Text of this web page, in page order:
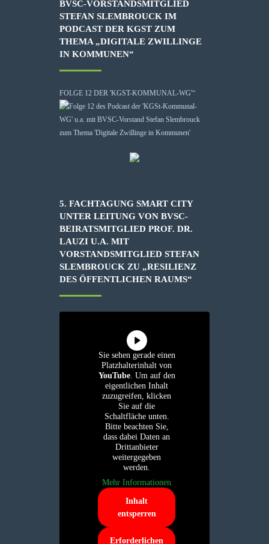
BVSC-VORSTANDSMITGLIED
STEFAN SLEMBROUCK IM
PODCAST DER KGST ZUM
THEMA „DIGITALE ZWILLINGE
IN KOMMUNEN“
FOLGE 12 DER 'KGST-KOMMUNAL-WG'“
5. FACHTAGUNG SMART CITY
UNTER LEITUNG VON BVSC-
BEIRATSMITGLIED PROF. DR.
LAUZI U.A. MIT
VORSTANDSMITGLIED STEFAN
SLEMBROUCK ZU „RESILIENZ
DES ÖFFENTLICHEN RAUMS“
Sie sehen gerade einen
Platzhalterinhalt von
YouTube. Um auf den
eigentlichen Inhalt
zuzugreifen, klicken
Sie auf die
Schaltfläche unten.
Bitte beachten Sie,
dass dabei Daten an
Drittanbieter
weitergegeben
werden.
Mehr Informationen
Inhalt
entsperren
Erforderlichen